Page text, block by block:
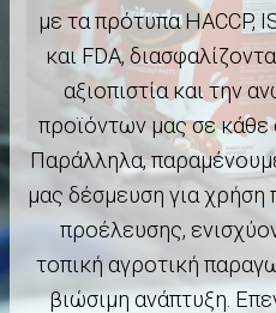
με τα πρότυπα HACCP,
και FDA,
αξιοπιστία και την
προϊόντων μας σε κάθε
Παράλληλα,
μας δέσμευση για
προέλευσης,
τοπική αγροτική
βιώσιμη ανάπτυξη.